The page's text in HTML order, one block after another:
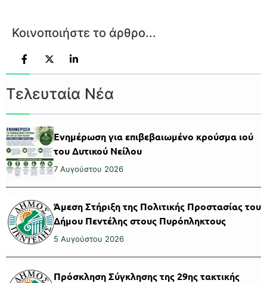
Κοινοποιήστε το άρθρο...
Τελευταία Νέα
Ενημέρωση για επιβεβαιωμένο κρούσμα ιού
του Δυτικού Νείλου
7 Αυγούστου 2026
Άμεση Στήριξη της Πολιτικής Προστασίας του
Δήμου Πεντέλης στους Πυρόπληκτους
5 Αυγούστου 2026
Πρόσκληση Σύγκλησης της 29ης τακτικής